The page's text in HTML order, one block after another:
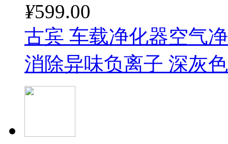
¥599.00
古宾 车载净化器空气
消除异味负离子 深灰色